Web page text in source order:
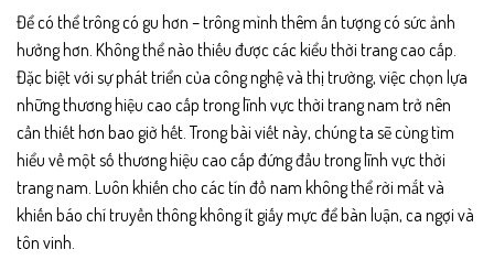
Để có thể trông có gu hơn – trông mình thêm ấn tượng có sức ảnh
hưởng hơn. Không thể nào thiếu được các kiểu thời trang cao cấp.
Đặc biệt với sự phát triển của công nghệ và thị trường, việc chọn lựa
những thương hiệu cao cấp trong lĩnh vực thời trang nam trở nên
cần thiết hơn bao giờ hết. Trong bài viết này, chúng ta sẽ cùng tìm
hiểu về một số thương hiệu cao cấp đứng đầu trong lĩnh vực thời
trang nam. Luôn khiến cho các tín đồ nam không thể rời mắt và
khiến báo chí truyền thông không ít giấy mực để bàn luận, ca ngợi và
tôn vinh.